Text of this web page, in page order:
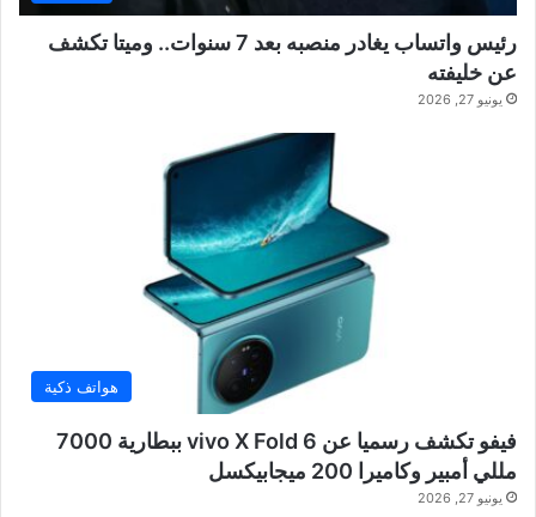
رئيس واتساب يغادر منصبه بعد 7 سنوات.. وميتا تكشف
عن خليفته
يونيو 27, 2026
هواتف ذكية
فيفو تكشف رسميا عن vivo X Fold 6 ببطارية 7000
مللي أمبير وكاميرا 200 ميجابيكسل
يونيو 27, 2026